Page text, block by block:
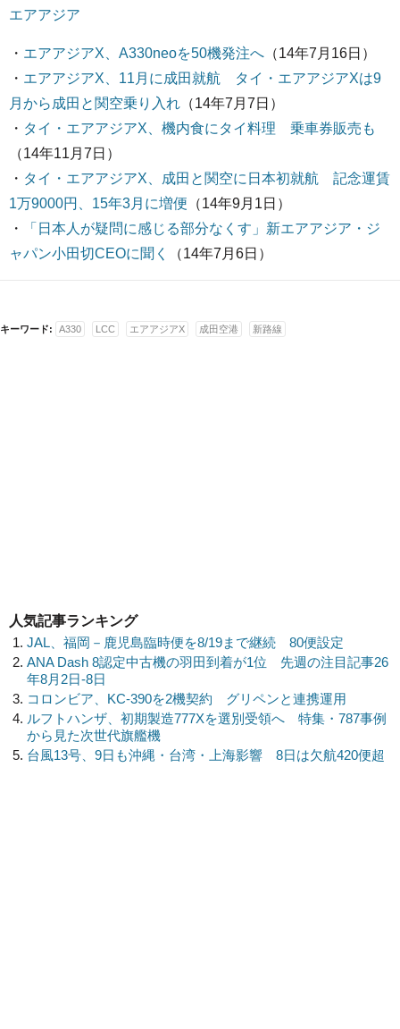
エアアジア
・ エアアジアX、A330neoを50機発注へ （14年7月16日）
・ エアアジアX、11月に成田就航 タイ・エアアジアXは9
月から成田と関空乗り入れ （14年7月7日）
・ タイ・エアアジアX、機内食にタイ料理 乗車券販売も
（14年11月7日）
・ タイ・エアアジアX、成田と関空に日本初就航 記念運賃
1万9000円、15年3月に増便 （14年9月1日）
・
「日本人が疑問に感じる部分なくす」新エアアジア・ジ
ャパン小田切CEOに聞く
（14年7月6日）
キーワード: A330 LCC エアアジアX 成田空港 新路線
人気記事ランキング
JAL、福岡－鹿児島臨時便を8/19まで継続 80便設定
ANA Dash 8認定中古機の羽田到着が1位 先週の注目記事26
年8月2日-8日
コロンビア、KC-390を2機契約 グリペンと連携運用
ルフトハンザ、初期製造777Xを選別受領へ 特集・787事例
から見た次世代旗艦機
台風13号、9日も沖縄・台湾・上海影響 8日は欠航420便超